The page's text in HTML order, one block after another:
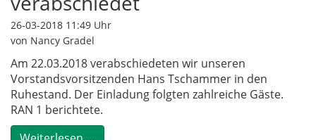
26-03-2018 11:49 Uhr
von Nancy Gradel
Am 22.03.2018 verabschiedeten wir unseren
Vorstandsvorsitzenden Hans Tschammer in den
Ruhestand. Der Einladung folgten zahlreiche Gäste.
RAN 1 berichtete.